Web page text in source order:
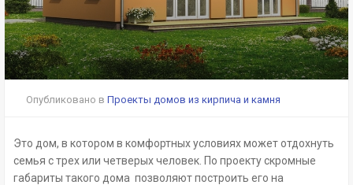
Опубликовано в Проекты домов из кирпича и камня
Это дом, в котором в комфортных условиях может отдохнуть
семья с трех или четверых человек. По проекту скромные
габариты такого дома позволяют построить его на